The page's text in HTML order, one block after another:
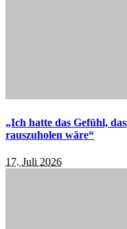
„Ich hatte das Gefühl,
rauszuholen wäre“
17. Juli 2026